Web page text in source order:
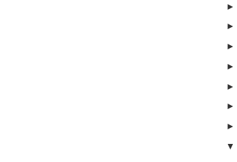
►
►
►
►
►
►
►
▼